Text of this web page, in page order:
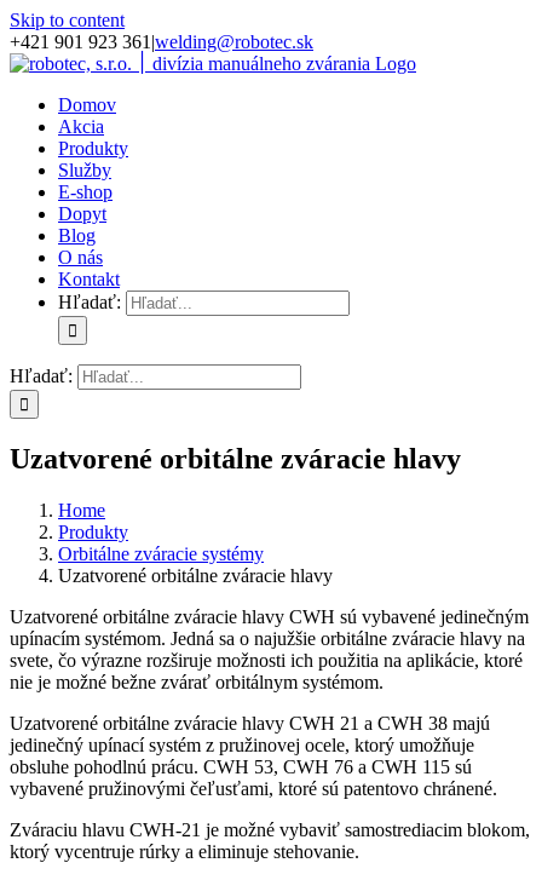
Skip to content
+421 901 923 361 |welding@robotec.sk
Domov
Akcia
Produkty
Služby
E-shop
Dopyt
Blog
O nás
Kontakt
Hľadať:
Hľadať:
Uzatvorené orbitálne zváracie hlavy
Home
Produkty
Orbitálne zváracie systémy
Uzatvorené orbitálne zváracie hlavy
Uzatvorené orbitálne zváracie hlavy CWH sú vybavené jedinečným
upínacím systémom. Jedná sa o najužšie orbitálne zváracie hlavy na
svete, čo výrazne rozširuje možnosti ich použitia na aplikácie, ktoré
nie je možné bežne zvárať orbitálnym systémom.
Uzatvorené orbitálne zváracie hlavy CWH 21 a CWH 38 majú
jedinečný upínací systém z pružinovej ocele, ktorý umožňuje
obsluhe pohodlnú prácu. CWH 53, CWH 76 a CWH 115 sú
vybavené pružinovými čeľusťami, ktoré sú patentovo chránené.
Zváraciu hlavu CWH-21 je možné vybaviť samostrediacim blokom,
ktorý vycentruje rúrky a eliminuje stehovanie.